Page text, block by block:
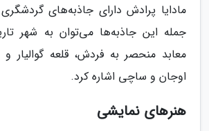
مادایا پرادش دارای جاذبه‌های
جمله این جاذبه‌ها می‌توان به شهر
معابد منحصر به فردش، قلعه گوالیار
اوجان و ساچی اشاره کرد.
هنرهای نمایشی